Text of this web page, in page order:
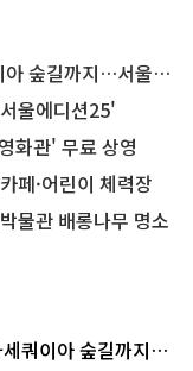
지…서울둘레길 15코스
울에디션25'
화관' 무료 상영
페·어린이 체력장
물관 배롱나무 명소
쿼이아 숲길까지…